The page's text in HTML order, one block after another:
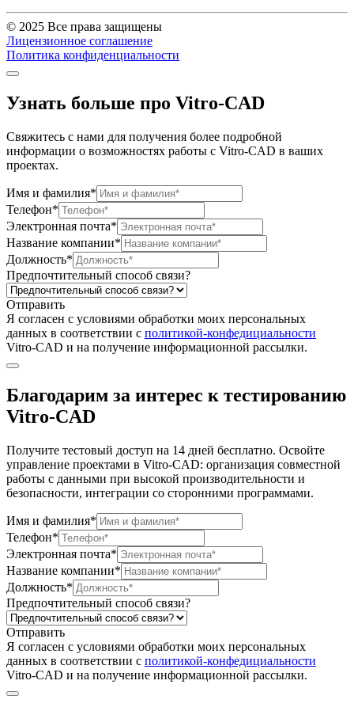
© 2025 Все права защищены
Лицензионное соглашение
Политика конфиденциальности
Узнать больше про Vitro-CAD
Свяжитесь с нами для получения более подробной
информации о возможностях работы с Vitro-CAD в ваших
проектах.
Имя и фамилия*
Телефон*
Электронная почта*
Название компании*
Должность*
Предпочтительный способ связи?
Отправить
Я согласен c условиями обработки моих персональных
данных в соответствии с политикой-конфедициальности
Vitro-CAD и на получение информационной рассылки.
Благодарим за интерес к тестированию
Vitro-CAD
Получите тестовый доступ на 14 дней бесплатно. Освойте
управление проектами в Vitro-CAD: организация совместной
работы с данными при высокой производительности и
безопасности, интеграции со сторонними программами.
Имя и фамилия*
Телефон*
Электронная почта*
Название компании*
Должность*
Предпочтительный способ связи?
Отправить
Я согласен c условиями обработки моих персональных
данных в соответствии с политикой-конфедициальности
Vitro-CAD и на получение информационной рассылки.